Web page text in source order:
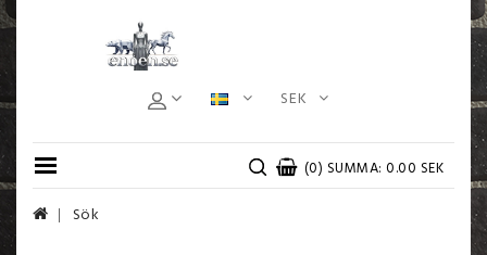
SEK
(0) SUMMA: 0.00 SEK
Sök